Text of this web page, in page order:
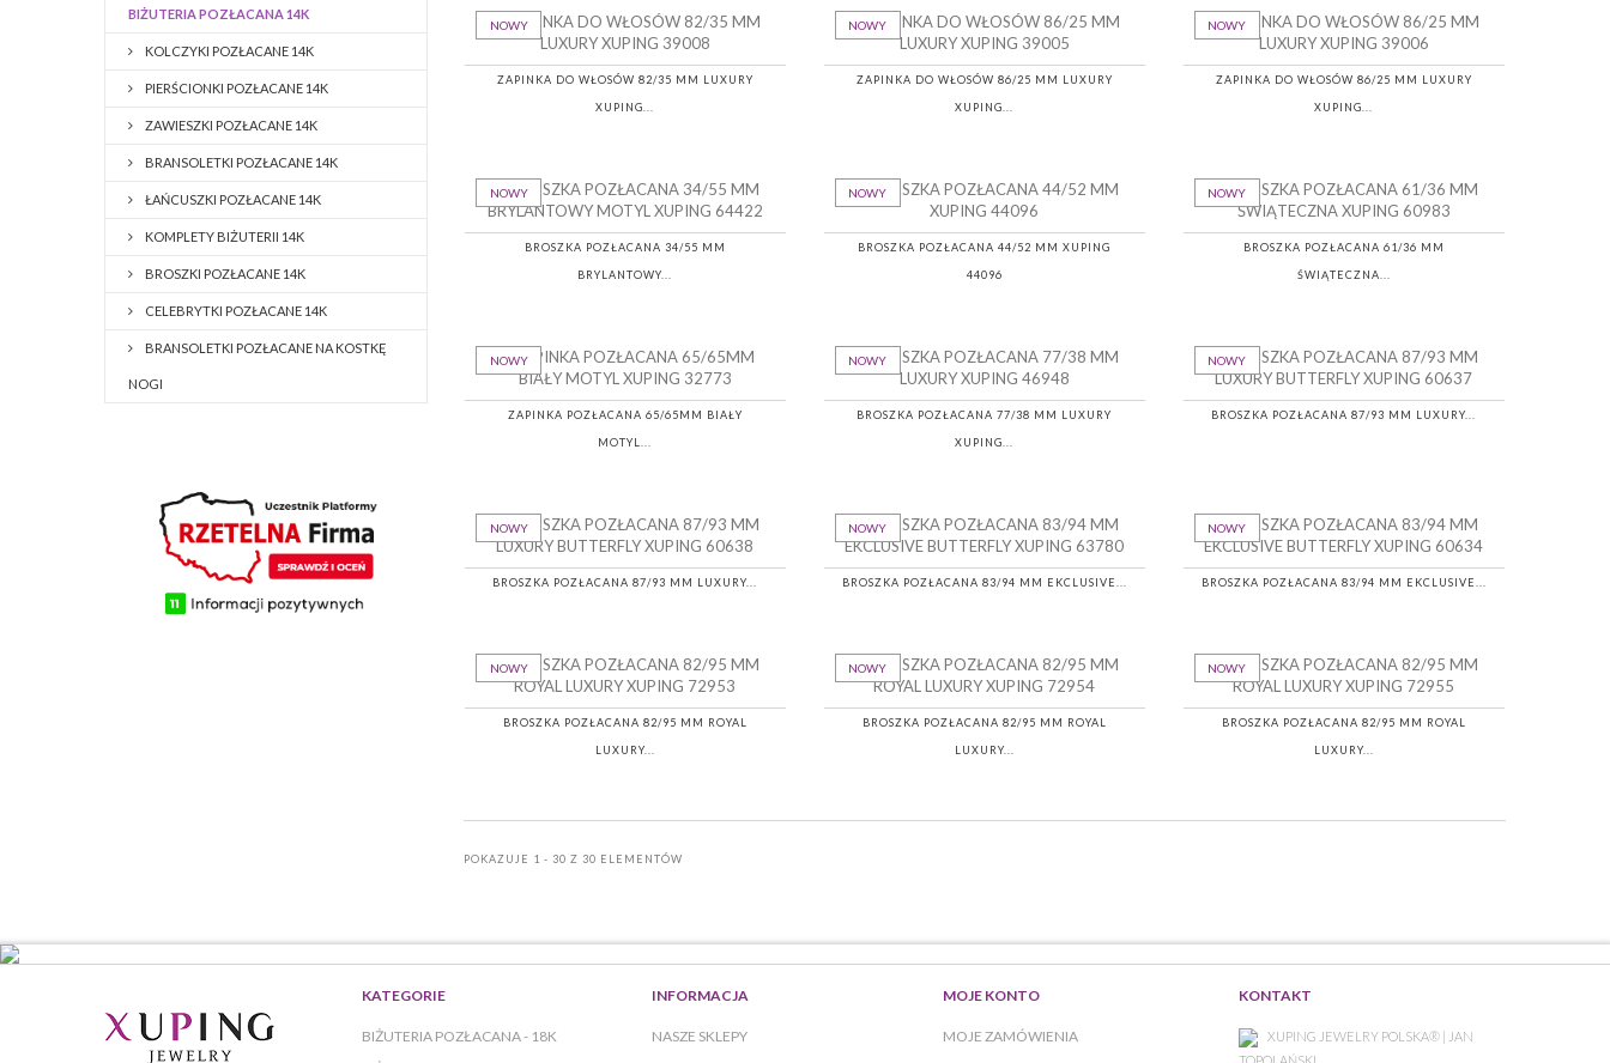
BIŻUTERIA POZŁACANA 14K
KOLCZYKI POZŁACANE 14K
PIERŚCIONKI POZŁACANE 14K
ZAWIESZKI POZŁACANE 14K
BRANSOLETKI POZŁACANE 14K
ŁAŃCUSZKI POZŁACANE 14K
KOMPLETY BIŻUTERII 14K
BROSZKI POZŁACANE 14K
CELEBRYTKI POZŁACANE 14K
BRANSOLETKI POZŁACANE NA KOSTKĘ
NOGI
NOWY
ZAPINKA DO WŁOSÓW 82/35 MM LUXURY
XUPING...
NOWY
ZAPINKA DO WŁOSÓW 86/25 MM LUXURY
XUPING...
NOWY
ZAPINKA DO WŁOSÓW 86/25 MM LUXURY
XUPING...
NOWY
BROSZKA POZŁACANA 34/55 MM
BRYLANTOWY...
NOWY
BROSZKA POZŁACANA 44/52 MM XUPING
44096
NOWY
BROSZKA POZŁACANA 61/36 MM
ŚWIĄTECZNA...
NOWY
ZAPINKA POZŁACANA 65/65MM BIAŁY
MOTYL...
NOWY
BROSZKA POZŁACANA 77/38 MM LUXURY
XUPING...
NOWY
BROSZKA POZŁACANA 87/93 MM LUXURY...
NOWY
BROSZKA POZŁACANA 87/93 MM LUXURY...
NOWY
BROSZKA POZŁACANA 83/94 MM EKCLUSIVE...
NOWY
BROSZKA POZŁACANA 83/94 MM EKCLUSIVE...
NOWY
BROSZKA POZŁACANA 82/95 MM ROYAL
LUXURY...
NOWY
BROSZKA POZŁACANA 82/95 MM ROYAL
LUXURY...
NOWY
BROSZKA POZŁACANA 82/95 MM ROYAL
LUXURY...
POKAZUJE 1 - 30 Z 30 ELEMENTÓW
KATEGORIE
BIŻUTERIA POZŁACANA - 18K
INFORMACJA
NASZE SKLEPY
MOJE KONTO
MOJE ZAMÓWIENIA
KONTAKT
XUPING JEWELRY POLSKA® | JAN
TOPOLAŃSKI